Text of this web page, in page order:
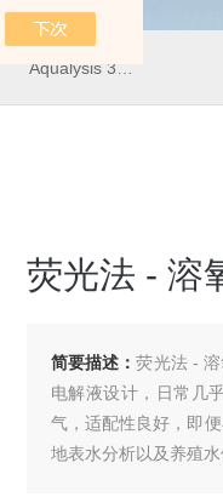
Aqualysis 300饮用水管网在线余氯总氯分析仪
荧光法 - 溶
简要描述：荧光法 -
电解液设计，日常几
气，适配性良好，即
地表水分析以及养殖